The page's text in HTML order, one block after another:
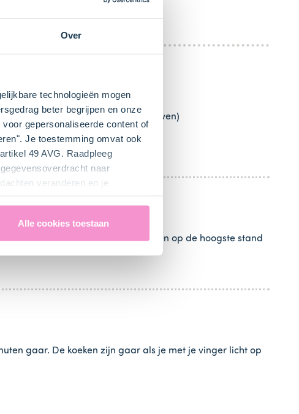
Over
technologieën mogen
beter begrijpen en onze
gepersonaliseerde content of
Je toestemming omvat ook
49 AVG. Raadpleeg
naar
veranderen en je
Alle cookies toestaan
(elektrische oven) (gasoven)
Verwarm de oven voor.
toe toe en mix het geheel 2 minuten op de hoogste stand
gaar. De koeken zijn gaar als je met je vinger licht op